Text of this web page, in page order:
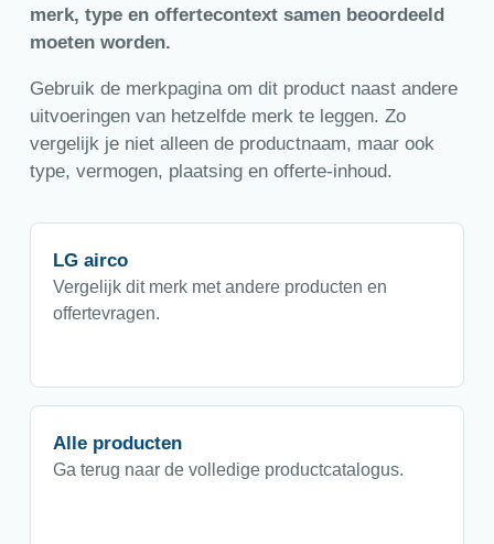
merk, type en offertecontext samen beoordeeld
moeten worden.
Gebruik de merkpagina om dit product naast andere
uitvoeringen van hetzelfde merk te leggen. Zo
vergelijk je niet alleen de productnaam, maar ook
type, vermogen, plaatsing en offerte-inhoud.
LG airco
Vergelijk dit merk met andere producten en
offertevragen.
Alle producten
Ga terug naar de volledige productcatalogus.